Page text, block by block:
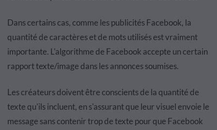
Dans certains cas, comme les publicités Facebook, la
quantité de caractères et de mots utilisés est vraiment
importante. L'algorithme de Facebook accepte un certain
rapport texte/image dans les annonces soumises.
Les créateurs doivent être conscients de la quantité de
texte qu'ils incluent, en s'assurant que leur visuel envoie le
message sans contenir trop de texte pour que Facebook